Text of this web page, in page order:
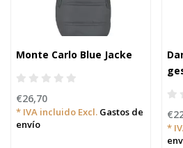
Monte Carlo Blue Jacke
€26,70
* IVA incluido Excl. Gastos de
envío
*